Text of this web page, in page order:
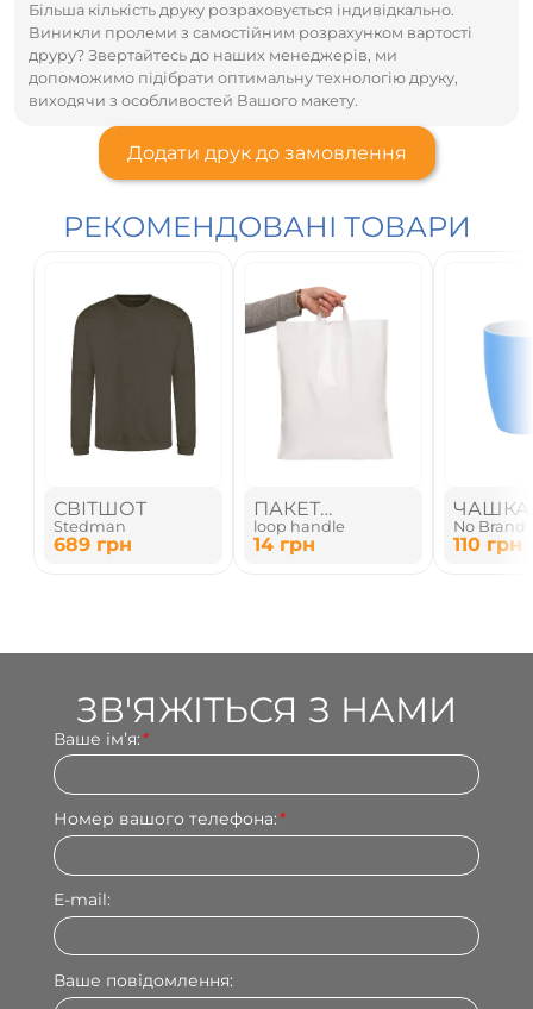
Більша кількість друку розраховується індивідкально.
Виникли пролеми з самостійним розрахунком вартості
друру? Звертайтесь до наших менеджерів, ми
допоможимо підібрати оптимальну технологію друку,
виходячи з особливостей Вашого макету.
Додати друк до замовлення
РЕКОМЕНДОВАНІ ТОВАРИ
СВІТШОТ
Stedman
689 грн
ПАКЕТ
ПОЛІЕТИЛЕНОВИЙ
loop handle
14 грн
ЧАШКА
No Brand
110 грн
ЗВ'ЯЖІТЬСЯ З НАМИ
Ваше імʼя:*
Номер вашого телефона:*
E-mail:
Ваше повідомлення: